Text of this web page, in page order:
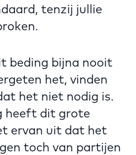
tenzij jullie
beding bijna nooit
het, vinden
het niet nodig is.
heeft dit grote
ervan uit dat het
toch van partijen